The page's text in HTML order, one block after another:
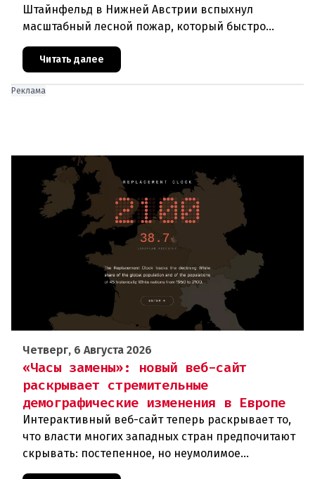
Штайнфельд в Нижней Австрии вспыхнул
масштабный лесной пожар, который быстро
В ходе тушения пострадали шесте
Читать далее
Реклама
Четверг, 6 Августа 2026
«Часы замены»: новый веб-сайт
раскрывает стремительные
демографические изменения в Европе
Интерактивный веб-сайт теперь раскрывает то,
что власти многих западных стран предпочитают
скрывать: постепенное, но неумолимое
сокращение численности населения